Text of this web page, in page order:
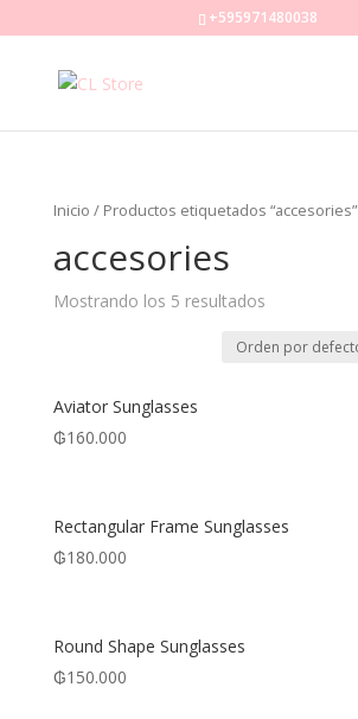
+595971480038
Inicio / Productos etiquetados “accesories”
accesories
Mostrando los 5 resultados
Aviator Sunglasses
₲160.000
Rectangular Frame Sunglasses
₲180.000
Round Shape Sunglasses
₲150.000